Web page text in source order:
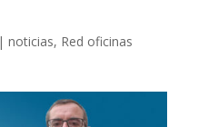
| noticias, Red oficinas